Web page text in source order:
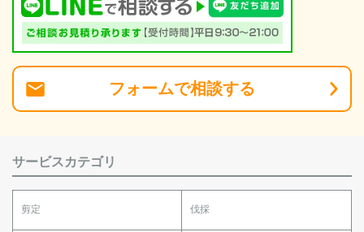
フォームで相談する
サービスカテゴリ
剪定 伐採